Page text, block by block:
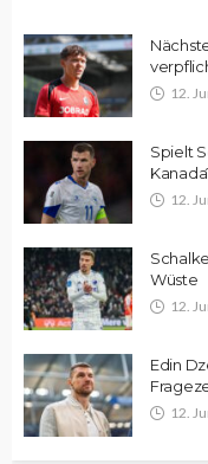
12.
Spielt
12.
Wüste
12.
Edin
12.